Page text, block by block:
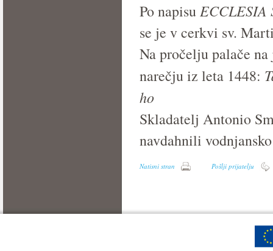
Po napisu ECCLESIA
se je v cerkvi sv.
Na pročelju palače
narečju iz leta 1448:
ho
Skladatelj Antonio
navdahnili
Natisni stran Pošlji prijatelju